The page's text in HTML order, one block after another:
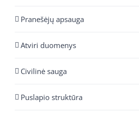
Pranešėjų apsauga
Atviri duomenys
Civilinė sauga
Puslapio struktūra